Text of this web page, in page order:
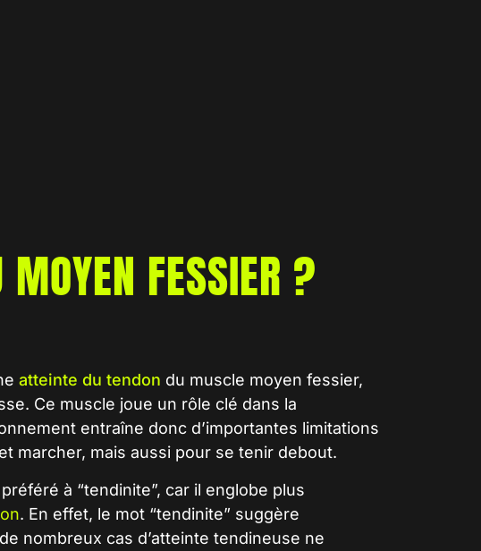
FESSIER ?
atteinte du tendon du muscle moyen fessier,
. Ce muscle joue un rôle clé dans la
entraîne donc d’importantes limitations
marcher, mais aussi pour se tenir debout.
à “tendinite”, car il englobe plus
. En effet, le mot “tendinite” suggère
nombreux cas d’atteinte tendineuse ne